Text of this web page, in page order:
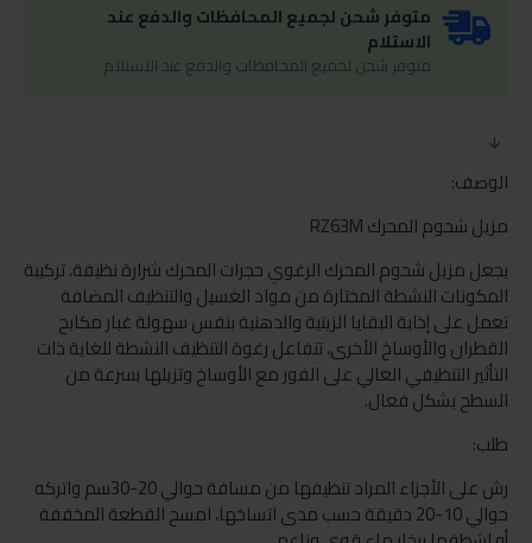
متوفر شحن لجميع المحافظات والدفع عند
الاستلام
متوفر شحن لجميع المحافظات والدفع عند الاستلام
الوصف:
مزيل شحوم المحرك RZ63M
يجعل مزيل شحوم المحرك الرغوي حجرات المحرك شرارة نظيفة، تركيبة
المكونات النشطة المختارة من مواد الغسيل والتنظيف المضافة
تعمل على إذابة البقايا الزيتية والدهنية بنفس سهولة غبار مكابح
القطران والأوساخ الأخرى، تتفاعل رغوة التنظيف النشطة للغاية ذات
التأثير التنظيفي العالي على الفور مع الأوساخ وتزيلها بسرعة من
السطح بشكل فعال.
طلب:
رش على الأجزاء المراد تنظيفها من مسافة حوالي 20-30سم واتركه
حوالي 10-20 دقيقة حسب مدى اتساخها، امسح القطعة المخففة